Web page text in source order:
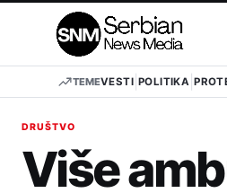
TEMEVESTI POLITIKA
DRUŠTVO
Više